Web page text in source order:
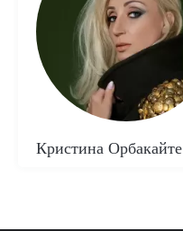
Кристина Орбакайте